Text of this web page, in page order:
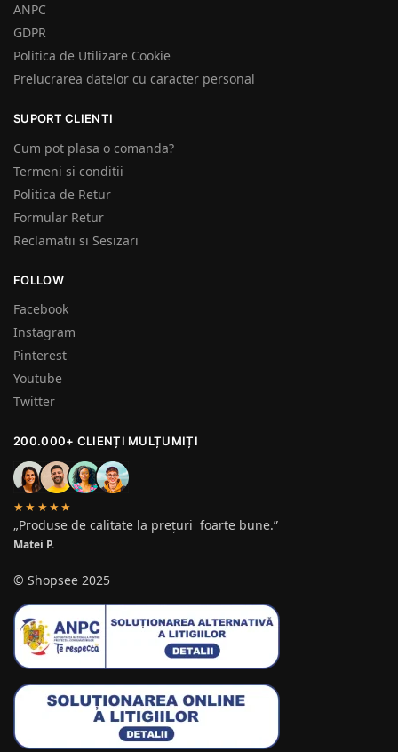
ANPC
GDPR
Politica de Utilizare Cookie
Prelucrarea datelor cu caracter personal
SUPORT CLIENTI
Cum pot plasa o comanda?
Termeni si conditii
Politica de Retur
Formular Retur
Reclamatii si Sesizari
FOLLOW
Facebook
Instagram
Pinterest
Youtube
Twitter
200.000+ CLIENȚI MULȚUMIȚI
★★★★★
„Produse de calitate la prețuri foarte bune.”
Matei P.
© Shopsee 2025